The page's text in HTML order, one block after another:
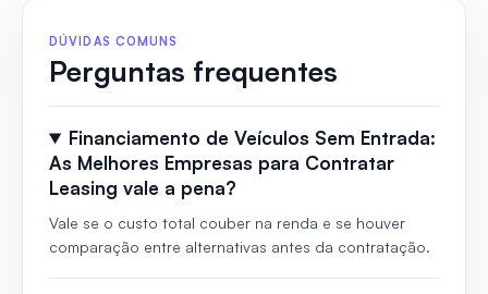
DÚVIDAS COMUNS
Perguntas frequentes
Financiamento de Veículos Sem Entrada:
As Melhores Empresas para Contratar
Leasing vale a pena?
Vale se o custo total couber na renda e se houver
comparação entre alternativas antes da contratação.